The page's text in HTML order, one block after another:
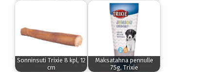
Sonninsuti Trixie 8 kpl, 12
cm
Maksatahna pennulle
75g, Trixie